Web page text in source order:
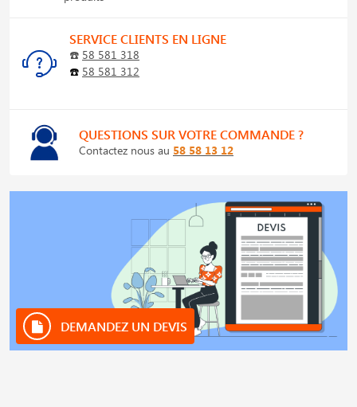
SERVICE CLIENTS EN LIGNE
☎️ 58 581 318
☎️ 58 581 312
QUESTIONS SUR VOTRE COMMANDE ?
Contactez nous au 58 58 13 12
DEMANDEZ UN DEVIS